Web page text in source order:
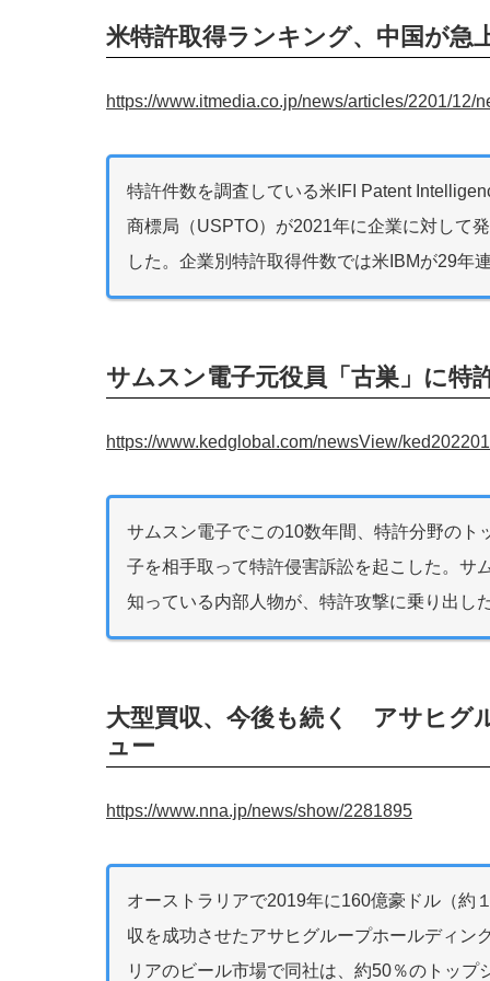
米特許取得ランキング、中国が急
https://www.itmedia.co.jp/news/articles/2201/12/
特許件数を調査している米IFI Patent
商標局（USPTO）が2021年に企業に対して
した。企業別特許取得件数では米IBMが29年
サムスン電子元役員「古巣」に特
https://www.kedglobal.com/newsView/
サムスン電子でこの10数年間、特許分野のト
子を相手取って特許侵害訴訟を起こした。サ
知っている内部人物が、特許攻撃に乗り出し
大型買収、今後も続く アサヒグ
ュー
https://www.nna.jp/news/show/2281895
オーストラリアで2019年に160億豪ドル（約
収を成功させたアサヒグループホールディン
リアのビール市場で同社は、約50％のトッ